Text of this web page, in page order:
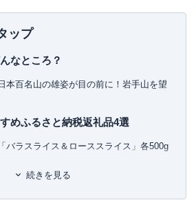
ップ
なところ？
本百名山の雄姿が目の前に！岩手山を望
めふるさと納税返礼品4選
バラスライス＆ローススライス」各500g
続きを見る